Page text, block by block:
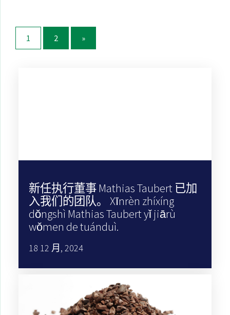
1 2 »
新任执行董事 Mathias Taubert 已加
入我们的团队。 Xīnrèn zhíxíng
dǒngshì Mathias Taubert yǐ jiārù
wǒmen de tuánduì.
18 12 月, 2024